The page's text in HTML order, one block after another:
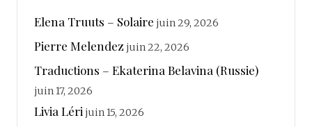
Elena Truuts – Solaire juin 29, 2026
Pierre Melendez juin 22, 2026
Traductions – Ekaterina Belavina (Russie)
juin 17, 2026
Livia Léri juin 15, 2026